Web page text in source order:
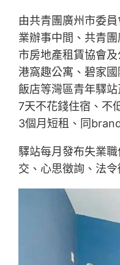
由共青團廣州市委
業辦事中間、共青
市房地產租賃協會
港窩趣公寓、碧家
飯店等灣區青年驛
7天不花錢住宿、不
3個月短租、同
驛站每月發布失業
交、心思徵詢、法令